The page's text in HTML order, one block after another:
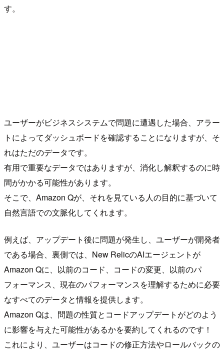
す。
ユーザーがビジネスシステムで問題に遭遇した場合、アラー
トによってダッシュボードを確認することになりますが、そ
れはただのデータです。
有用で重要なデータではありますが、消化し解釈するのに時
間がかかる可能性があります。
そこで、Amazon Qが、それを見ている人の目的に基づいて
自然言語での文脈化してくれます。
例えば、アップデート後に問題が発生し、ユーザーが開発者
である場合、裏側では、New RelicのAIエージェントが
Amazon Qに、以前のコード、コードの変更、以前のパ
フォーマンス、現在のパフォーマンスを理解するために必要
なすべてのデータと情報を提供します。
Amazon Qは、問題の性質とコードアップデートがどのよう
に影響を与えた可能性があるかを要約してくれるのです！
これにより、ユーザーはコードの修正方法やロールバックの